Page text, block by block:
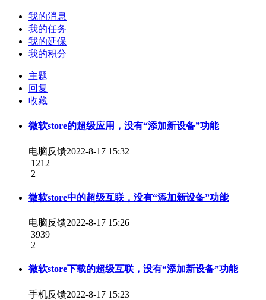
我的消息
我的任务
我的延保
我的积分
主题
回复
收藏
微软store的超级应用，没有“添加新设备”功能
电脑反馈2022-8-17 15:32
1212
2
微软store中的超级互联，没有“添加新设备”功能
电脑反馈2022-8-17 15:26
3939
2
微软store下载的超级互联，没有“添加新设备”功能
手机反馈2022-8-17 15:23